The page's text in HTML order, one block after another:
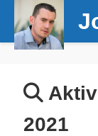
2021